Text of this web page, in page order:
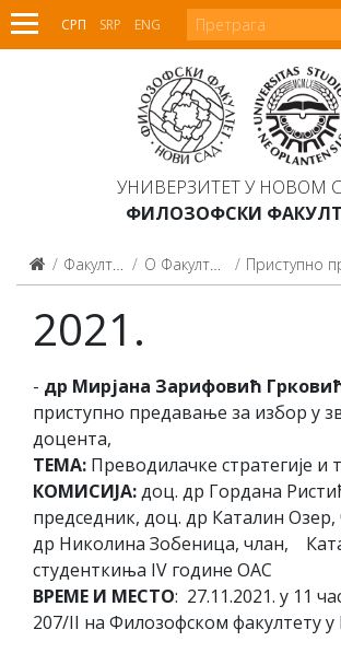
СРП SRP ENG
УНИВЕРЗИТЕТ У НОВОМ
ФИЛОЗОФСКИ
Факултет О Факултету Приступно
2021.
- др Мирјана Зарифовић
приступно предавање за избор у
доцента,
ТЕМА: Преводилачке стратегије и
КОМИСИЈА:доц. др Гордана
председник, доц. др Каталин Озер,
др Николина Зобеница, члан,
студенткиња IV године ОАС
ВРЕМЕ И МЕСТО: 27.11.2021. у 11
207/II на Филозофском факултету